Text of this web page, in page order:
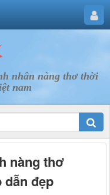
nhân nàng thơ thời
nam
nàng thơ
dẫn đẹp